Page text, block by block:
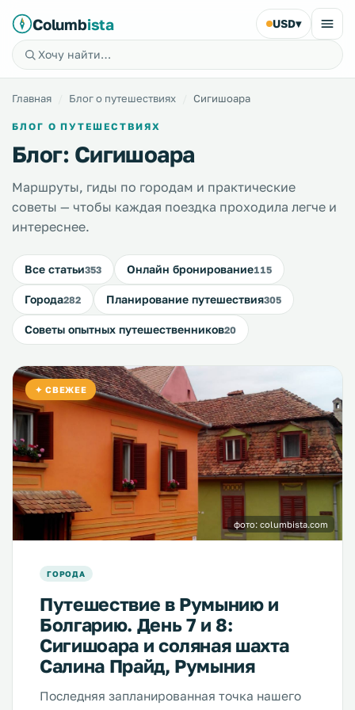
Columbista USD▾
Главная Блог о путешествиях Сигишоара
БЛОГ О ПУТЕШЕСТВИЯХ
Блог: Сигишоара
Маршруты, гиды по городам и практические
советы — чтобы каждая поездка проходила легче и
интереснее.
Все статьи353 Онлайн бронирование115
Города282 Планирование путешествия305
Советы опытных путешественников20
✦ СВЕЖЕЕ
фото: columbista.com
ГОРОДА
Путешествие в Румынию и
Болгарию. День 7 и 8:
Сигишоара и соляная шахта
Салина Прайд, Румыния
Последняя запланированная точка нашего